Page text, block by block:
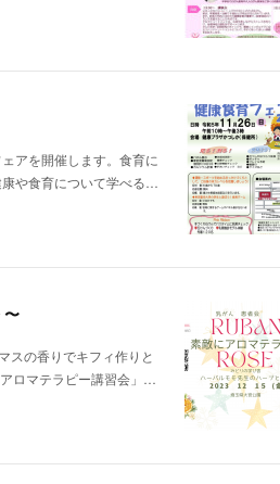
アを開催します。食育に
や食育について学べる…
〜
の香りでキフィ作りと
ロマテラピー講習会」…